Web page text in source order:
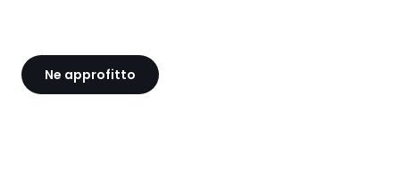
Ne approfitto